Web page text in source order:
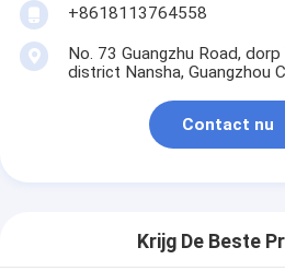
+8618113764558
No. 73 Guangzhu Road,
district Nansha, Guangzhou
Contact nu
Krijg De Beste